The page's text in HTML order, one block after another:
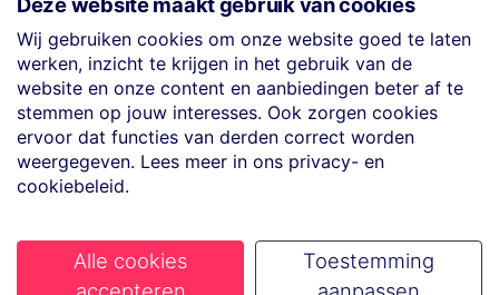
Bestemmingen
Populaire bestemmingen
Vakantie naar Spanje
Wij gebruiken cookies om onze website goed te laten
werken, inzicht te krijgen in het gebruik van de
website en onze content en aanbiedingen beter af te
stemmen op jouw interesses. Ook zorgen cookies
ervoor dat functies van derden correct worden
weergegeven. Lees meer in ons privacy- en
cookiebeleid.
Alle cookies
Toestemming